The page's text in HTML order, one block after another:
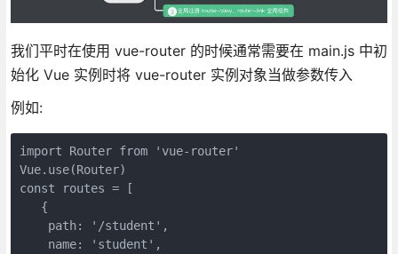
我们平时在使用 vue-router 的时候通常需要在 main.js 中初
始化 Vue 实例时将 vue-router 实例对象当做参数传入
例如:
import Router from 'vue-router'
Vue.use(Router)
const routes = [
   {
    path: '/student',
    name: 'student',